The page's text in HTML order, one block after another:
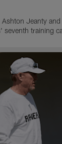
Jeanty
seventh training